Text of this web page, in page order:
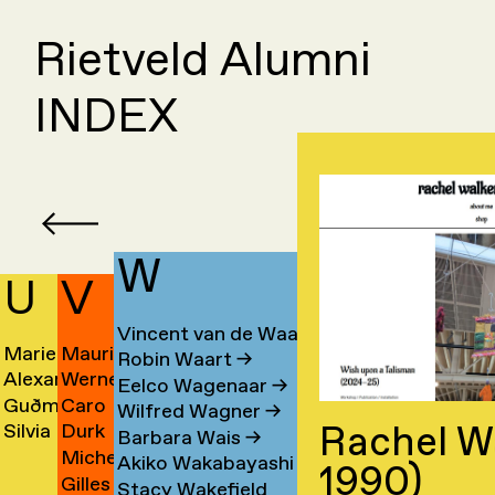
Rietveld Alumni
INDEX
U V W
Marieke
Ubbink
→
Alexander
Karl
Übelhör
Guðmundur
Úlfarsson
Silvia
Marquez
Mauri
Valdevino
Mendes
→
Werner
de
Valk
→
Caro
de
Valk
→
Durk
Valkema
→
Michel
van
Gilles
Vincent van de Waal
Robin Waart→
Eelco Wagenaar→
Wilfred Wagner→
Barbara Wais→
Akiko Wakabayashi
Rachel